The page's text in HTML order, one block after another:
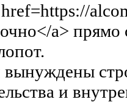
a>
и